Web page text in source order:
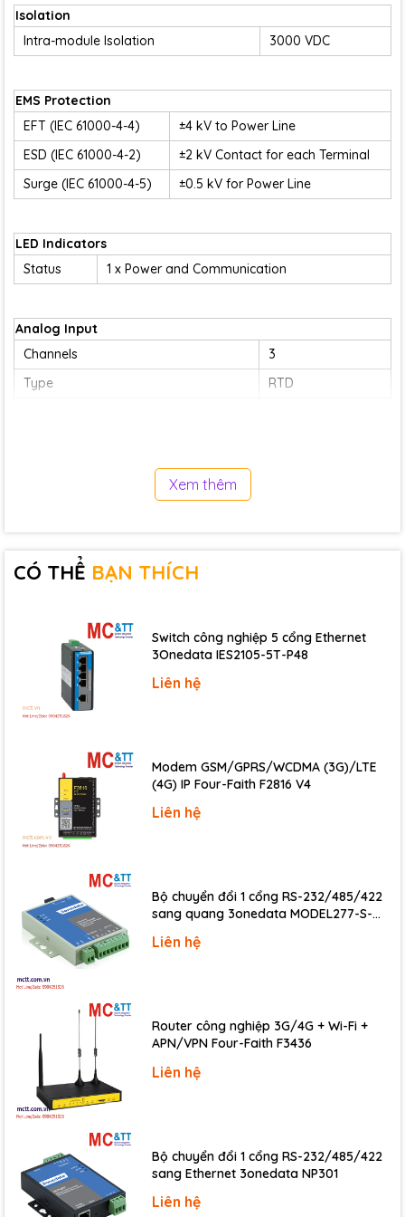
Isolation
Intra-module Isolation
3000 VDC
EMS Protection
EFT (IEC 61000-4-4)
±4 kV to Power Line
ESD (IEC 61000-4-2)
±2 kV Contact for each Terminal
Surge (IEC 61000-4-5)
±0.5 kV for Power Line
LED Indicators
Status
1 x Power and Communication
Analog Input
Channels
3
Type
RTD
Sampling Rate
15 Hz
Overvoltage Protection
Open Wire Detection
Yes
3-wire RTD Lead Resistance
Elimination
1 x RS-485
Baud Rate
1200 ~ 115200 bps
Data Format
(N, 8, 1) (N, 8, 2) (E, 8, 1) (O, 8, 1)
Power
Reverse Polarity Protection
Input Range
Mechanical
Dimensions (mm)
123 x 72 x 35 (W x L x H)
Installation
Environmental
Operating Temperature
-25 ~ +75 °C
Xem thêm
CÓ THỂ BẠN THÍCH
Switch công nghiệp 5 cổng Ethernet
3Onedata IES2105-5T-P48
Liên hệ
Modem GSM/GPRS/WCDMA (3G)/LTE
(4G) IP Four-Faith F2816 V4
Liên hệ
Bộ chuyển đổi 1 cổng RS-232/485/422
sang quang 3onedata MODEL277-S-
20KM)
Liên hệ
Router công nghiệp 3G/4G + Wi-Fi +
APN/VPN Four-Faith F3436
Liên hệ
Bộ chuyển đổi 1 cổng RS-232/485/422
sang Ethernet 3onedata NP301
Liên hệ